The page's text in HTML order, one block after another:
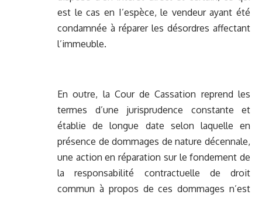
est le cas en I’espèce, le vendeur ayant été
condamnée à réparer les désordres affectant
l’immeuble.
En outre, la Cour de Cassation reprend les
termes d’une jurisprudence constante et
établie de longue date selon laquelle en
présence de dommages de nature décennale,
une action en réparation sur le fondement de
la responsabilité contractuelle de droit
commun à propos de ces dommages n’est